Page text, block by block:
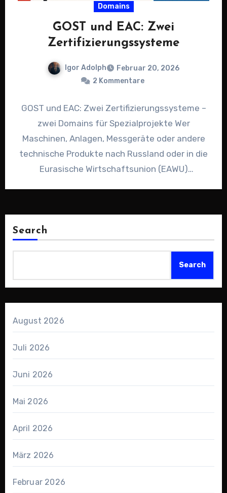
Domains
GOST und EAC: Zwei
Zertifizierungssysteme
Igor Adolph
Februar 20, 2026
2 Kommentare
GOST und EAC: Zwei Zertifizierungssysteme –
zwei Domains für Spezialprojekte Wer
Maschinen, Anlagen, Messgeräte oder andere
technische Produkte nach Russland oder in die
Eurasische Wirtschaftsunion (EAWU)
Search
Search
August 2026
Juli 2026
Juni 2026
Mai 2026
April 2026
März 2026
Februar 2026